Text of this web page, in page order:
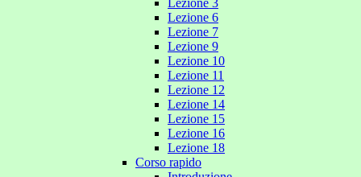
Lezione 3
Lezione 6
Lezione 7
Lezione 9
Lezione 10
Lezione 11
Lezione 12
Lezione 14
Lezione 15
Lezione 16
Lezione 18
Corso rapido